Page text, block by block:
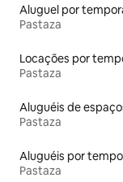
Pastaza
Pastaza
Pastaza
Pastaza